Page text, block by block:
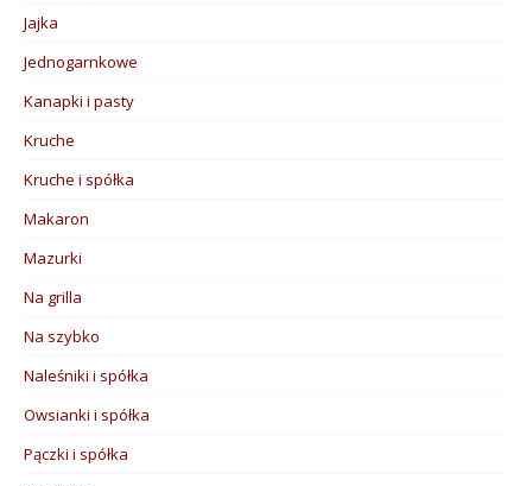
Jajka
Jednogarnkowe
Kanapki i pasty
Kruche
Kruche i spółka
Makaron
Mazurki
Na grilla
Na szybko
Naleśniki i spółka
Owsianki i spółka
Pączki i spółka